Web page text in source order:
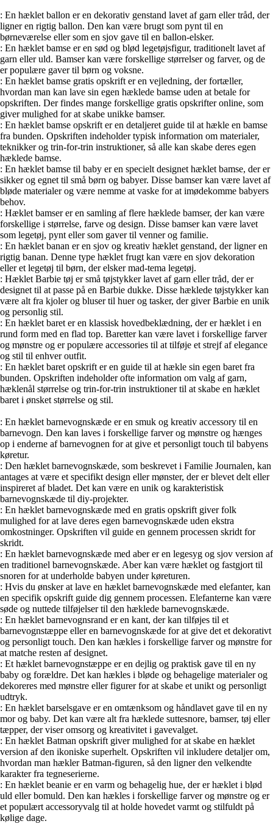
: En hæklet ballon er en dekorativ genstand lavet af garn eller tråd, der
ligner en rigtig ballon. Den kan være brugt som pynt til en
børneværelse eller som en sjov gave til en ballon-elsker.
: En hæklet bamse er en sød og blød legetøjsfigur, traditionelt lavet af
garn eller uld. Bamser kan være forskellige størrelser og farver, og de
er populære gaver til børn og voksne.
: En hæklet bamse gratis opskrift er en vejledning, der fortæller,
hvordan man kan lave sin egen hæklede bamse uden at betale for
opskriften. Der findes mange forskellige gratis opskrifter online, som
giver mulighed for at skabe unikke bamser.
: En hæklet bamse opskrift er en detaljeret guide til at hækle en bamse
fra bunden. Opskriften indeholder typisk information om materialer,
teknikker og trin-for-trin instruktioner, så alle kan skabe deres egen
hæklede bamse.
: En hæklet bamse til baby er en specielt designet hæklet bamse, der er
sikker og egnet til små børn og babyer. Disse bamser kan være lavet af
bløde materialer og være nemme at vaske for at imødekomme babyers
behov.
: Hæklet bamser er en samling af flere hæklede bamser, der kan være
forskellige i størrelse, farve og design. Disse bamser kan være lavet
som legetøj, pynt eller som gaver til venner og familie.
: En hæklet banan er en sjov og kreativ hæklet genstand, der ligner en
rigtig banan. Denne type hæklet frugt kan være en sjov dekoration
eller et legetøj til børn, der elsker mad-tema legetøj.
: Hæklet Barbie tøj er små tøjstykker lavet af garn eller tråd, der er
designet til at passe på en Barbie dukke. Disse hæklede tøjstykker kan
være alt fra kjoler og bluser til huer og tasker, der giver Barbie en unik
og personlig stil.
: En hæklet baret er en klassisk hovedbeklædning, der er hæklet i en
rund form med en flad top. Baretter kan være lavet i forskellige farver
og mønstre og er populære accessories til at tilføje et strejf af elegance
og stil til enhver outfit.
: En hæklet baret opskrift er en guide til at hækle sin egen baret fra
bunden. Opskriften indeholder ofte information om valg af garn,
hæklenål størrelse og trin-for-trin instruktioner til at skabe en hæklet
baret i ønsket størrelse og stil.
: En hæklet barnevognskæde er en smuk og kreativ accessory til en
barnevogn. Den kan laves i forskellige farver og mønstre og hænges
op i enderne af barnevognen for at give et personligt touch til babyens
køretur.
: Den hæklet barnevognskæde, som beskrevet i Familie Journalen, kan
antages at være et specifikt design eller mønster, der er blevet delt eller
inspireret af bladet. Det kan være en unik og karakteristisk
barnevognskæde til diy-projekter.
: En hæklet barnevognskæde med en gratis opskrift giver folk
mulighed for at lave deres egen barnevognskæde uden ekstra
omkostninger. Opskriften vil guide en gennem processen skridt for
skridt.
: En hæklet barnevognskæde med aber er en legesyg og sjov version af
en traditionel barnevognskæde. Aber kan være hæklet og fastgjort til
snoren for at underholde babyen under køreturen.
: Hvis du ønsker at lave en hæklet barnevognskæde med elefanter, kan
en specifik opskrift guide dig gennem processen. Elefanterne kan være
søde og nuttede tilføjelser til den hæklede barnevognskæde.
: En hæklet barnevognsrand er en kant, der kan tilføjes til et
barnevognstæppe eller en barnevognskæde for at give det et dekorativt
og personligt touch. Den kan hækles i forskellige farver og mønstre for
at matche resten af designet.
: Et hæklet barnevognstæppe er en dejlig og praktisk gave til en ny
baby og forældre. Det kan hækles i bløde og behagelige materialer og
dekoreres med mønstre eller figurer for at skabe et unikt og personligt
udtryk.
: En hæklet barselsgave er en omtænksom og håndlavet gave til en ny
mor og baby. Det kan være alt fra hæklede suttesnore, bamser, tøj eller
tæpper, der viser omsorg og kreativitet i gavevalget.
: En hæklet Batman opskrift giver mulighed for at skabe en hæklet
version af den ikoniske superhelt. Opskriften vil inkludere detaljer om,
hvordan man hækler Batman-figuren, så den ligner den velkendte
karakter fra tegneserierne.
: En hæklet beanie er en varm og behagelig hue, der er hæklet i blød
uld eller bomuld. Den kan hækles i forskellige farver og mønstre og er
et populært accessoryvalg til at holde hovedet varmt og stilfuldt på
kølige dage.